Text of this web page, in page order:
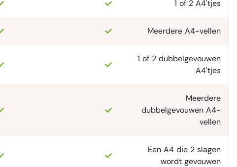
1 of 2 A4'tjes
Meerdere A4-vellen
1 of 2 dubbelgevouwen
A4'tjes
Meerdere
dubbelgevouwen A4-
vellen
Een A4 die 2 slagen
wordt gevouwen